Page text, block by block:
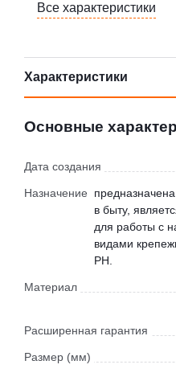
Все характеристики
Характеристики
Основные
Дата создания
Назначение
в быту,
для работы с
видами
PH.
Материал
Расширенная гарантия
Размер (мм)